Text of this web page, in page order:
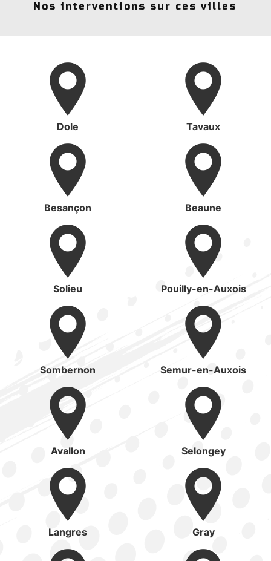
Nos interventions sur ces villes
Dole Tavaux
Besançon Beaune
Solieu Pouilly-en-Auxois
Sombernon Semur-en-Auxois
Avallon Selongey
Langres Gray